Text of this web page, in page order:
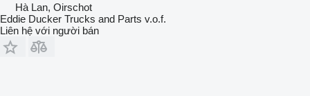
Hà Lan, Oirschot
Eddie Ducker Trucks and Parts v.o.f.
Liên hệ với người bán